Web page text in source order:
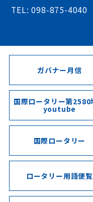
TEL: 098-875-
ガバナー月信
国際ロータリー第2580
youtube
国際ロータリー
ロータリー用語便覧